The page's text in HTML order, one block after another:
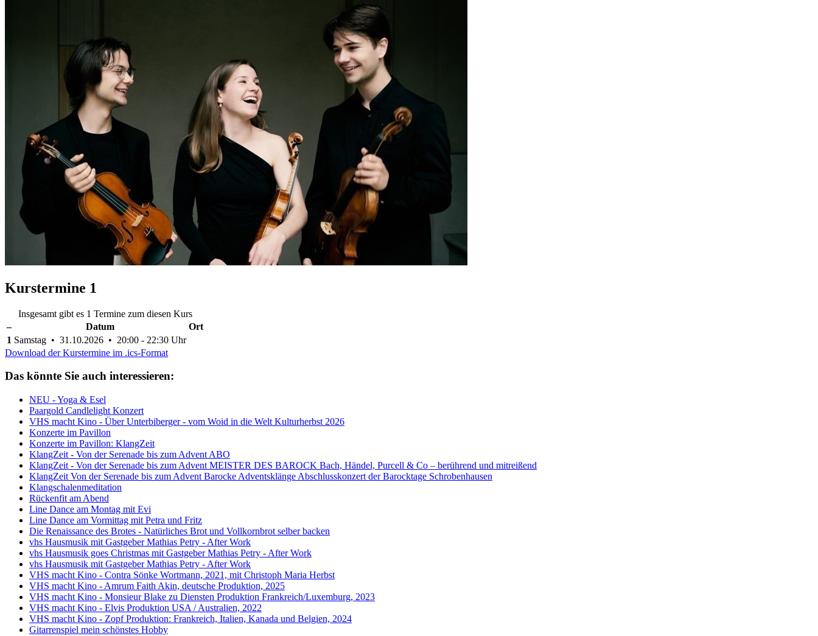
Kurstermine 1
Insgesamt gibt es 1 Termine zum diesen Kurs
–
Datum
Ort
1 Samstag • 31.10.2026 • 20:00 - 22:30 Uhr
Download der Kurstermine im .ics-Format
Das könnte Sie auch interessieren:
NEU - Yoga & Esel
Paargold Candlelight Konzert
VHS macht Kino - Über Unterbiberger - vom Woid in die Welt Kulturherbst 2026
Konzerte im Pavillon
Konzerte im Pavillon: KlangZeit
KlangZeit - Von der Serenade bis zum Advent ABO
KlangZeit - Von der Serenade bis zum Advent MEISTER DES BAROCK Bach, Händel, Purcell & Co – berührend und mitreißend
KlangZeit Von der Serenade bis zum Advent Barocke Adventsklänge Abschlusskonzert der Barocktage Schrobenhausen
Klangschalenmeditation
Rückenfit am Abend
Line Dance am Montag mit Evi
Line Dance am Vormittag mit Petra und Fritz
Die Renaissance des Brotes - Natürliches Brot und Vollkornbrot selber backen
vhs Hausmusik mit Gastgeber Mathias Petry - After Work
vhs Hausmusik goes Christmas mit Gastgeber Mathias Petry - After Work
vhs Hausmusik mit Gastgeber Mathias Petry - After Work
VHS macht Kino - Contra Sönke Wortmann, 2021, mit Christoph Maria Herbst
VHS macht Kino - Amrum Faith Akin, deutsche Produktion, 2025
VHS macht Kino - Monsieur Blake zu Diensten Produktion Frankreich/Luxemburg, 2023
VHS macht Kino - Elvis Produktion USA / Australien, 2022
VHS macht Kino - Zopf Produktion: Frankreich, Italien, Kanada und Belgien, 2024
Gitarrenspiel mein schönstes Hobby